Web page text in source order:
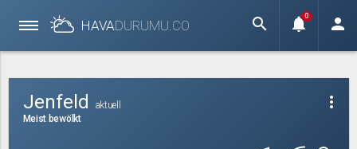
HAVADURUMU.CO search notifications
0 person
more_vert
Jenfeld
aktuell
Meist bewölkt